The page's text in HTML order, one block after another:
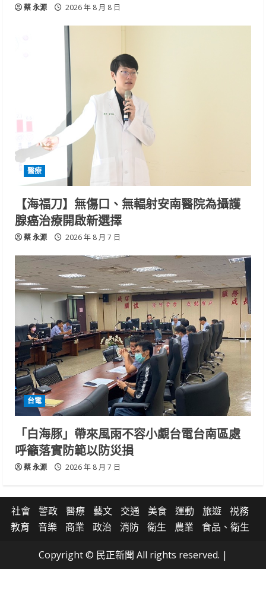
蔡 永源 2026 年 8 月 8 日
醫療
【海福刀】無傷口、無輻射安南醫院為攝護
腺癌治療開啟新選擇
蔡 永源 2026 年 8 月 7 日
台電
「白海豚」帶來風雨不容小覷台電台南區處
呼籲落實防範以防災損
蔡 永源 2026 年 8 月 7 日
社會 警政 醫療 藝文 交通 美食 運動 旅遊
祱務
教育
音樂 商業 政治 消防 衛生 農業 食品、衛生
Copyright © 民正新聞 All rights reserved. |